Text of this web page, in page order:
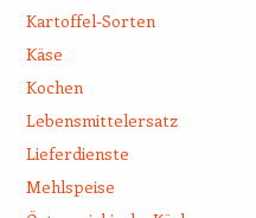
Kartoffel-Sorten
Käse
Kochen
Lebensmittelersatz
Lieferdienste
Mehlspeise